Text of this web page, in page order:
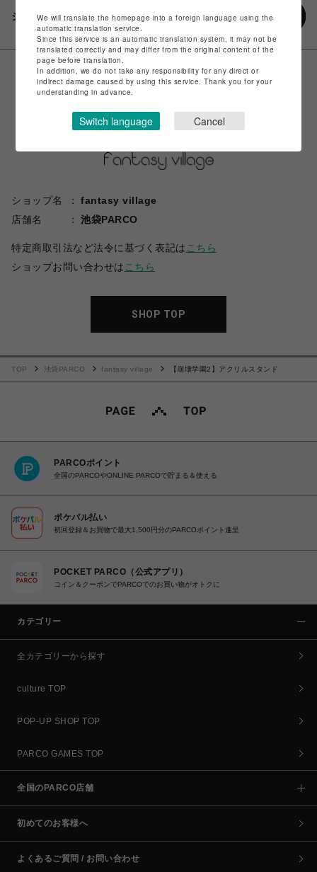
シェアする
ショップ名
fantasy village
店舗名
池袋PARCO
特定商取引法など法令に基づく表記は こちら
ショップお問い合わせは こちら
SHOP TOP
TOP 池袋PARCO fantasy village 【崩壊学園2】アクリルスタンド
PARCOポイント
全国のPARCOやONLINE PARCOで貯まる＆使える
ポケパル払い
初回登録＆お買物で最大1,500円分のPARCOポイント進呈
POCKET PARCO（公式アプリ）
コイン＆クーポンでPARCOでのお買い物がオトクに
カテゴリー
全カテゴリーから探す
culture TOP
POP-UP SHOP TOP
PARCO GAMES TOP
全国のPARCO店舗
初めてのお客様へ
よくあるご質問 / お問い合わせ
We will translate the homepage into a foreign language using the
automatic translation service.
Since this service is an automatic translation system, it may not be
translated correctly and may differ from the original content of the
page before translation.
In addition, we do not take any responsibility for any direct or
indirect damage caused by using this service. Thank you for your
understanding in advance.
Switch language Cancel